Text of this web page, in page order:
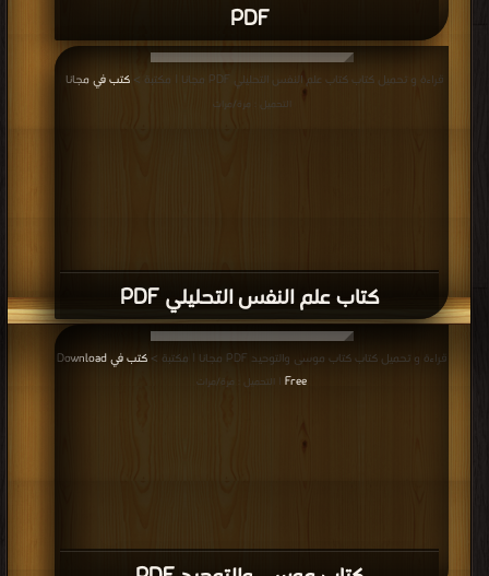
PDF
كتاب علم النفس التحليلي PDF
قراءة و تحميل كتاب كتاب علم النفس التحليلي PDF مجانا | مكتبة > كتب في مجانا
التحميل : مرة/مرات
قراءة و تحميل كتاب كتاب موسى والتوحيد PDF مجانا | مكتبة >
كتب في Download
Free
| التحميل : مرة/مرات